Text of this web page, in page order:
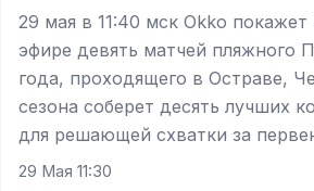
29 мая в 11:40 мск Okko
эфире девять матчей пляжного
года, проходящего в Остраве,
сезона соберет десять лучших
для решающей схватки за
29 Мая 11:30